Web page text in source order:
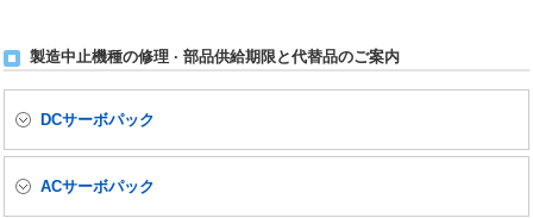
製造中止機種の修理 · 部品供給期限と代替品のご案内
DCサーボパック
ACサーボパック